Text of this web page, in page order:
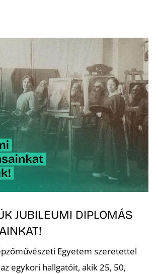
JUBILEUMI DIPLOMÁS
Egyetem szeretettel
egykori hallgatóit, akik 25, 50,